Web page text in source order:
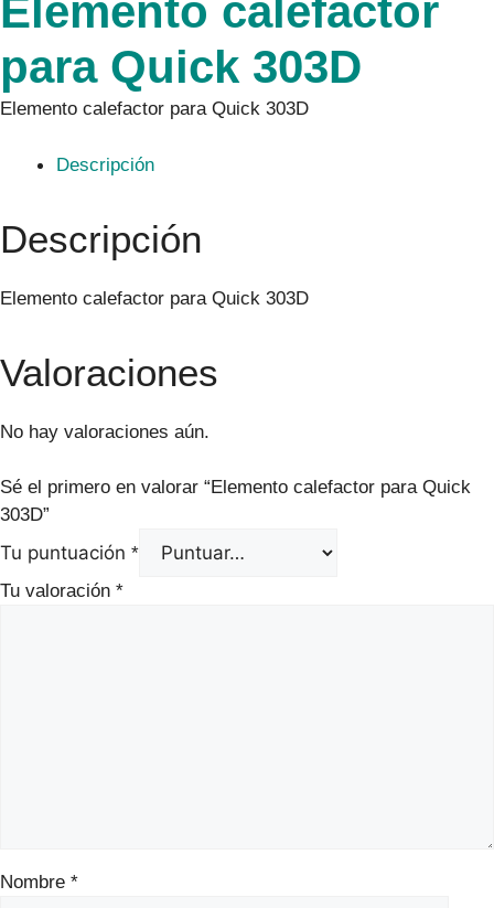
Elemento calefactor
para Quick 303D
Elemento calefactor para Quick 303D
Descripción
Descripción
Elemento calefactor para Quick 303D
Valoraciones
No hay valoraciones aún.
Sé el primero en valorar “Elemento calefactor para Quick
303D”
Tu puntuación *
Tu valoración *
Nombre *